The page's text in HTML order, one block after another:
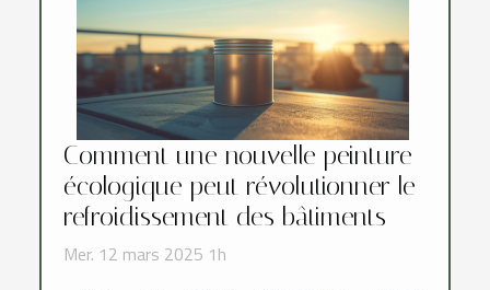
Comment une nouvelle peinture
écologique peut révolutionner le
refroidissement des bâtiments
Mer. 12 mars 2025 1h